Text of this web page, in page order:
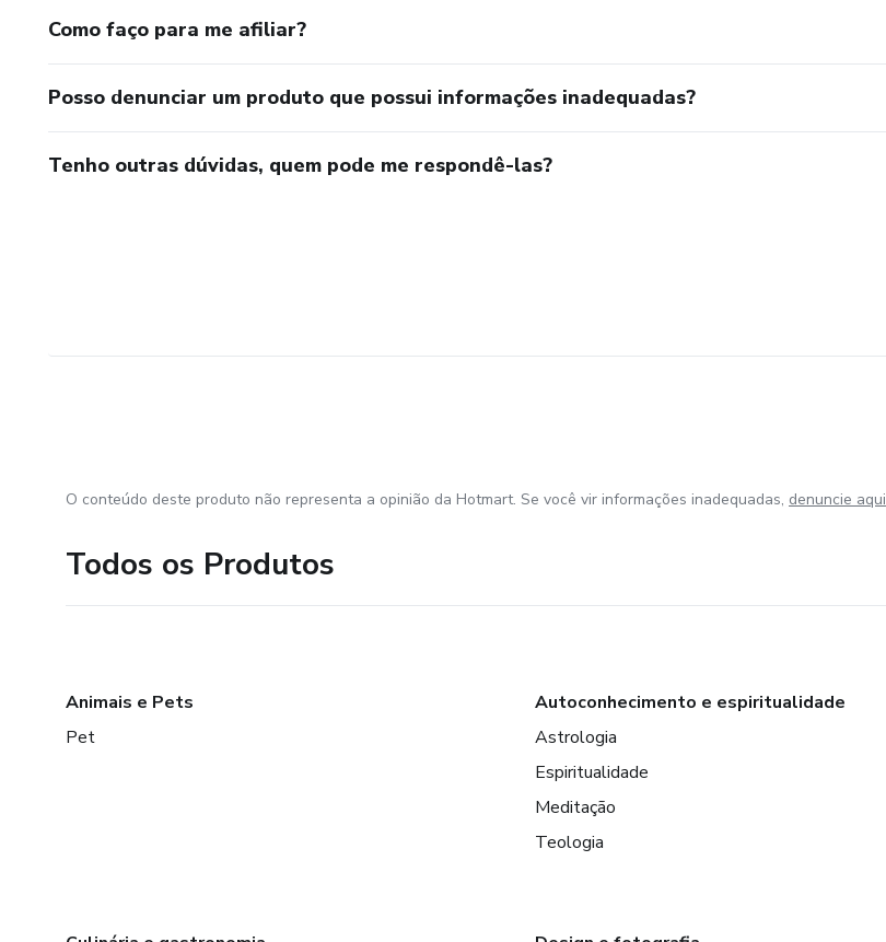
Como faço para me afiliar?
Posso denunciar um produto que possui informações inadequadas?
Tenho outras dúvidas, quem pode me respondê-las?
O conteúdo deste produto não representa a opinião da Hotmart. Se você vir informações inadequadas, denuncie aqui
Todos os Produtos
Animais e Pets
Pet
Autoconhecimento e espiritualidade
Astrologia
Espiritualidade
Meditação
Teologia